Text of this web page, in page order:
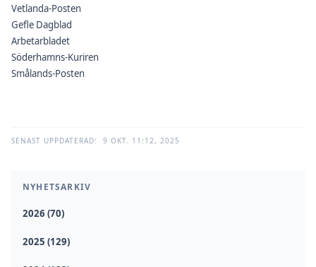
NYHETSARKIV
2026 (70)
2025 (129)
Vetlanda-Posten
Gefle Dagblad
Arbetarbladet
Söderhamns-Kuriren
Smålands-Posten
SENAST UPPDATERAD: 9 OKT. 11:12, 2025